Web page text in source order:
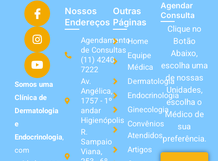
Somos uma
Clínica de
Dermatologia
e
Endocrinologia,
com
Nossos
Endereços
Agendamento
de Consultas
(11) 4240-
7222
Av.
Angélica,
1757 - 1º
andar
Higienópolis
R.
Sampaio
Viana,
Outras
Páginas
Home
Equipe
Médica
Dermatologia
Endocrinologia
Ginecologia
Convênios
Atendidos
Artigos
Agendar
Consulta
Clique no
Botão
Abaixo,
escolha uma
de nossas
Unidades,
escolha o
Médico de
sua
preferência.